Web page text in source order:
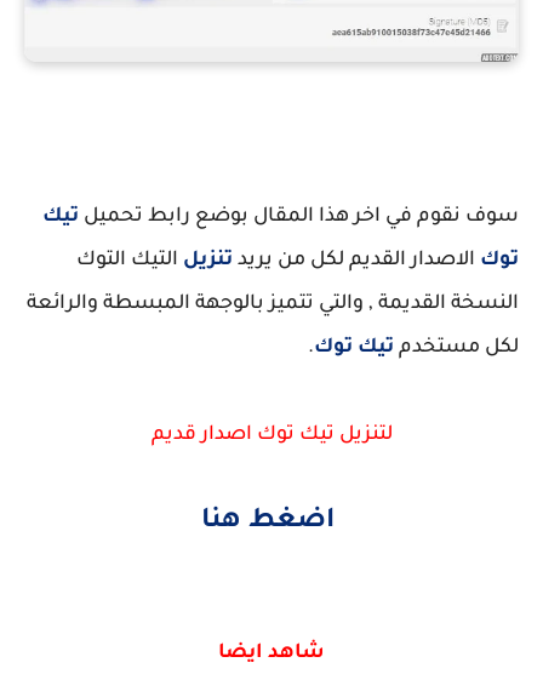
سوف نقوم في اخر هذا المقال بوضع رابط تحميل تيك
توك الاصدار القديم لكل من يريد تنزيل التيك التوك
النسخة القديمة , والتي تتميز بالوجهة المبسطة والرائعة
لكل مستخدم تيك توك.
لتنزيل تيك توك اصدار قديم
اضغط هنا
شاهد ايضا